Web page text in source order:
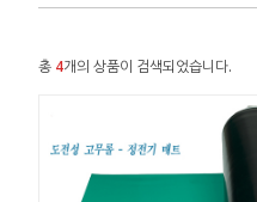
총 4개의 상품이 검색되었습니다.